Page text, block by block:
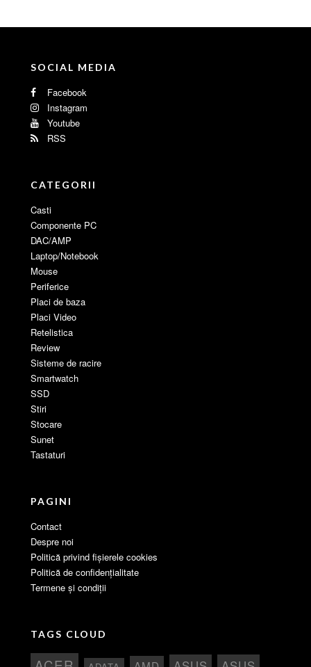
SOCIAL MEDIA
Facebook
Instagram
Youtube
RSS
CATEGORII
Casti
Componente PC
DAC/AMP
Laptop/Notebook
Mouse
Periferice
Placi de baza
Placi Video
Retelistica
Review
Sisteme de racire
Smartwatch
SSD
Stiri
Stocare
Sunet
Tastaturi
PAGINI
Contact
Despre noi
Politică privind fișierele cookies
Politică de confidențialitate
Termene și condiții
TAGS CLOUD